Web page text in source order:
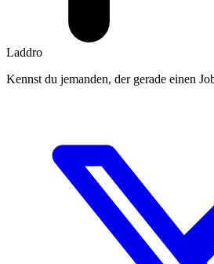
Laddro
Kennst du jemanden, der gerade einen